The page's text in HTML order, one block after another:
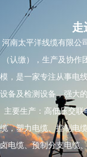
走
河南太平洋线缆有限公
（认缴），生产及协
模，是一家专注从事电
设备及检测设备，强大
主要生产：高低压交
缆，塑力电缆、控制电
卤电缆、预制分支电缆